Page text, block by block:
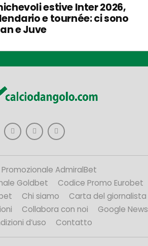
estive Inter 2026,
e tournée: ci sono
e Juve
AdmiralBet
Goldbet
Codice Promo Eurobet
Chi siamo
Carta del giornalista
Collabora con noi
Google News
d’uso
Contatto